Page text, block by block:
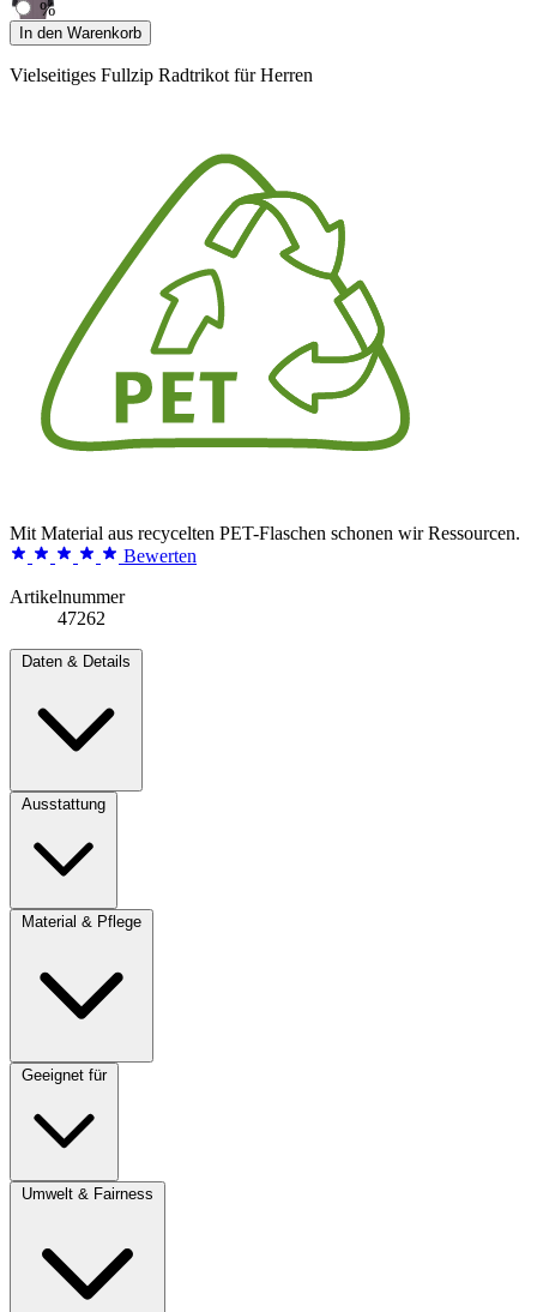
%
In den Warenkorb
Vielseitiges Fullzip Radtrikot für Herren
Mit Material aus recycelten PET-Flaschen schonen wir Ressourcen.
Bewerten
Artikelnummer
47262
Daten & Details
Ausstattung
Material & Pflege
Geeignet für
Umwelt & Fairness